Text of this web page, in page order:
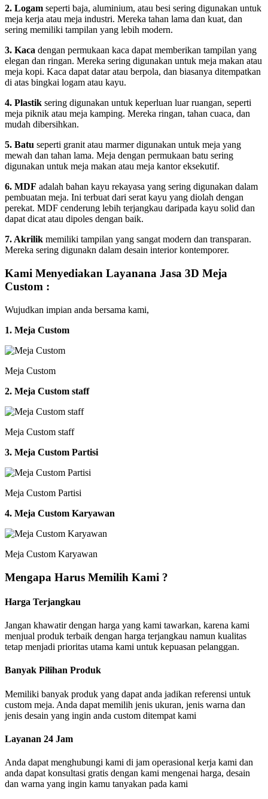
2. Logam seperti baja, aluminium, atau besi sering digunakan untuk
meja kerja atau meja industri. Mereka tahan lama dan kuat, dan
sering memiliki tampilan yang lebih modern.
3. Kaca dengan permukaan kaca dapat memberikan tampilan yang
elegan dan ringan. Mereka sering digunakan untuk meja makan atau
meja kopi. Kaca dapat datar atau berpola, dan biasanya ditempatkan
di atas bingkai logam atau kayu.
4. Plastik sering digunakan untuk keperluan luar ruangan, seperti
meja piknik atau meja kamping. Mereka ringan, tahan cuaca, dan
mudah dibersihkan.
5. Batu seperti granit atau marmer digunakan untuk meja yang
mewah dan tahan lama. Meja dengan permukaan batu sering
digunakan untuk meja makan atau meja kantor eksekutif.
6. MDF adalah bahan kayu rekayasa yang sering digunakan dalam
pembuatan meja. Ini terbuat dari serat kayu yang diolah dengan
perekat. MDF cenderung lebih terjangkau daripada kayu solid dan
dapat dicat atau dipoles dengan baik.
7. Akrilik memiliki tampilan yang sangat modern dan transparan.
Mereka sering digunakn dalam desain interior kontemporer.
Kami Menyediakan Layanana Jasa 3D Meja
Custom :
Wujudkan impian anda bersama kami,
1. Meja Custom
Meja Custom
2. Meja Custom staff
Meja Custom staff
3. Meja Custom Partisi
Meja Custom Partisi
4. Meja Custom Karyawan
Meja Custom Karyawan
Mengapa Harus Memilih Kami ?
Harga Terjangkau
Jangan khawatir dengan harga yang kami tawarkan, karena kami
menjual produk terbaik dengan harga terjangkau namun kualitas
tetap menjadi prioritas utama kami untuk kepuasan pelanggan.
Banyak Pilihan Produk
Memiliki banyak produk yang dapat anda jadikan referensi untuk
custom meja. Anda dapat memilih jenis ukuran, jenis warna dan
jenis desain yang ingin anda custom ditempat kami
Layanan 24 Jam
Anda dapat menghubungi kami di jam operasional kerja kami dan
anda dapat konsultasi gratis dengan kami mengenai harga, desain
dan warna yang ingin kamu tanyakan pada kami